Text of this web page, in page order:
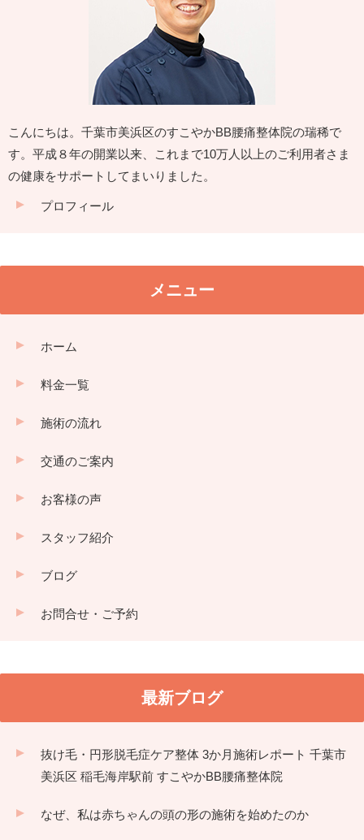
こんにちは。千葉市美浜区のすこやかBB腰痛整体院の瑞稀で
す。平成８年の開業以来、これまで10万人以上のご利用者さま
の健康をサポートしてまいりました。
プロフィール
メニュー
ホーム
料金一覧
施術の流れ
交通のご案内
お客様の声
スタッフ紹介
ブログ
お問合せ・ご予約
最新ブログ
抜け毛・円形脱毛症ケア整体 3か月施術レポート 千葉市
美浜区 稲毛海岸駅前 すこやかBB腰痛整体院
なぜ、私は赤ちゃんの頭の形の施術を始めたのか